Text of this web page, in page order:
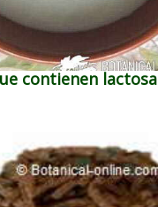
contienen lactosa